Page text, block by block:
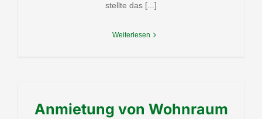
stellte das [...]
Weiterlesen
Anmietung von Wohnraum